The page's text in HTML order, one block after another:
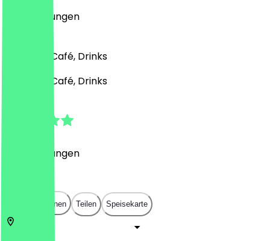
Bewertungen
Bäckerei, Café, Drinks
Bäckerei, Café, Drinks
Bewertungen
In App öffnen Teilen Speisekarte